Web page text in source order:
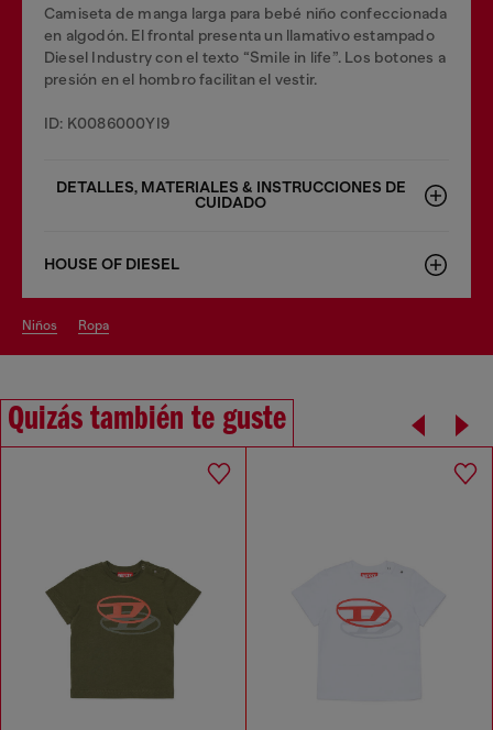
Camiseta de manga larga para bebé niño confeccionada
en algodón. El frontal presenta un llamativo estampado
Diesel Industry con el texto “Smile in life”. Los botones a
presión en el hombro facilitan el vestir.
ID: K0086000YI9
DETALLES, MATERIALES & INSTRUCCIONES DE
CUIDADO
HOUSE OF DIESEL
niños ropa
Quizás también te guste